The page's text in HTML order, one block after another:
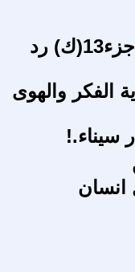
سأصليه سقر... لواحة للبشر – جزء13(ك) رد
بشرية الفكر والهوى
سيناء.!
انسان